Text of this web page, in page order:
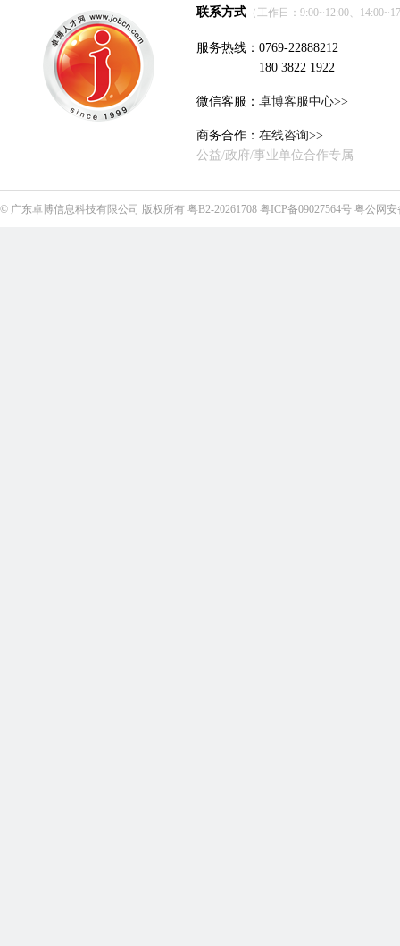
联系方式 （工作日：9:00~12:00、
服务热线：0769-22888212
180 3822 1922
微信客服： 卓博客服中心>>
商务合作： 在线咨询>>
公益/政府/事业单位合作专属
© 广东卓博信息科技有限公司 版权所有 粤B2-20261708 粤ICP备09027564号 粤公网安